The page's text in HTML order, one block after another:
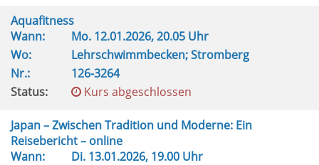
Aquafitness
Wann:
Mo. 12.01.2026, 20.05 Uhr
Wo:
Lehrschwimmbecken; Stromberg
Nr.:
126-3264
Status:
Kurs abgeschlossen
Japan – Zwischen Tradition und Moderne: Ein
Reisebericht – online
Wann:
Di. 13.01.2026, 19.00 Uhr